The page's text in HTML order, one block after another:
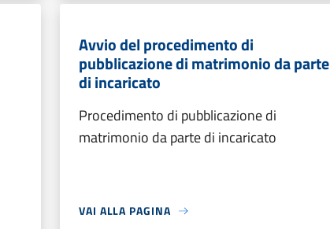
Avvio del procedimento di
pubblicazione di matrimonio da parte
di incaricato
Procedimento di pubblicazione di
matrimonio da parte di incaricato
VAI ALLA PAGINA